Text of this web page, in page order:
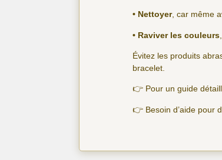
• Nettoyer, car même
• Raviver les couleurs
Évitez les produits
bracelet.
👉 Pour un guide
👉 Besoin d’aide pour